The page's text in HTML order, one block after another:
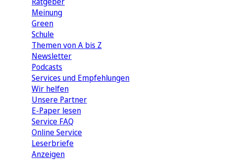
Meinung
Green
Schule
Themen von A bis Z
Newsletter
Podcasts
Services und Empfehlungen
Wir helfen
Unsere Partner
E-Paper lesen
Service FAQ
Online Service
Leserbriefe
Anzeigen